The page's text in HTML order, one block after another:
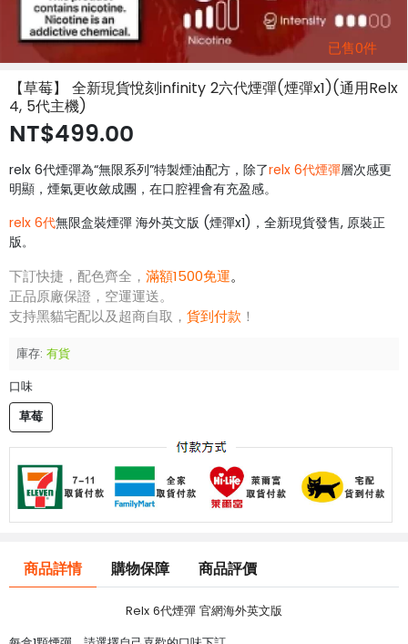
已售0件
【草莓】 全新現貨悅刻infinity 2六代煙彈(煙彈x1)(通用Relx
4, 5代主機)
NT$499.00
relx 6代煙彈為“無限系列”特製煙油配方，除了relx 6代煙彈層次感更
明顯，煙氣更收斂成團，在口腔裡會有充盈感。
relx 6代無限盒裝煙彈 海外英文版 (煙彈x1)，全新現貨發售, 原裝正
版。
下訂快捷，配色齊全， 滿額1500免運。
正品原廠保證，空運運送。
支持黑貓宅配以及超商自取， 貨到付款 ！
庫存: 有貨
口味
草莓
商品詳情 購物保障 商品評價
Relx 6代煙彈 官網海外英文版